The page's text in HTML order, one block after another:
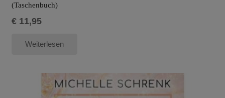
(Taschenbuch)
€11,95
Weiterlesen